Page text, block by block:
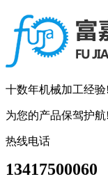
十数年机械加工经验!
为您的产品保驾护航!
热线电话
13417500060